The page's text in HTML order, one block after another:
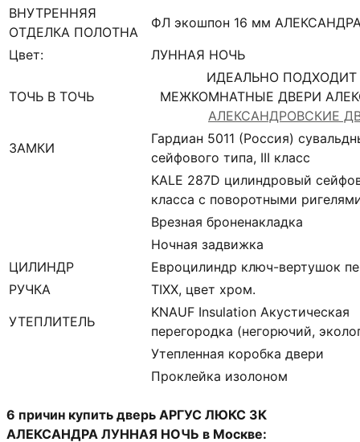
ВНУТРЕННЯЯ
ОТДЕЛКА ПОЛОТНА
ФЛ экошпон 16 мм
Цвет:
ЛУННАЯ НОЧЬ
ТОЧЬ В ТОЧЬ
ИДЕАЛЬНО
МЕЖКОМНАТНЫЕ ДВЕРИ
АЛЕКСАНДРОВСКИЕ
ЗАМКИ
Гардиан 5011 (Россия)
сейфового типа, III класс
KALE 287D цилиндровый
класса с поворотными
Врезная броненакладка
Ночная задвижка
ЦИЛИНДР
Евроцилиндр ключ-вертушок
РУЧКА
TIXX, цвет хром.
УТЕПЛИТЕЛЬ
KNAUF Insulation Акустическая
перегородка (негорючий,
Утепленная коробка двери
Проклейка изолоном
6 причин купить дверь АРГУС ЛЮКС 3К
АЛЕКСАНДРА ЛУННАЯ НОЧЬ в Москве: